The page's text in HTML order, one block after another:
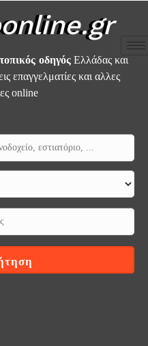
τοπικός οδηγόςΕλλάδας και
επαγγελματίες και αλλες
online